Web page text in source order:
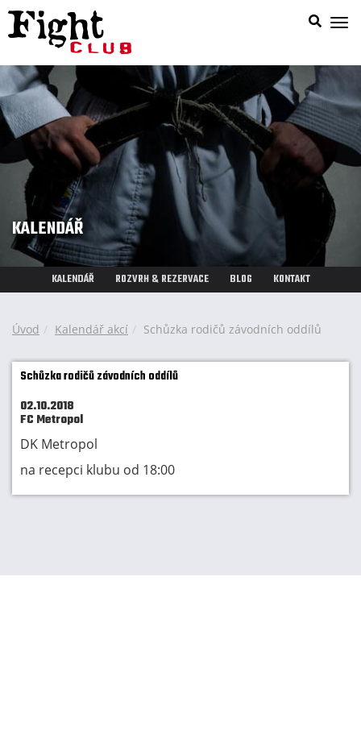
KALENDÁŘ
KALENDÁŘ ROZVRH & REZERVACE BLOG KONTAKT
Úvod Kalendář akcí Schůzka rodičů závodních oddílů
Schůzka rodičů závodních oddílů
02.10.2018
FC Metropol
DK Metropol
na recepci klubu od 18:00